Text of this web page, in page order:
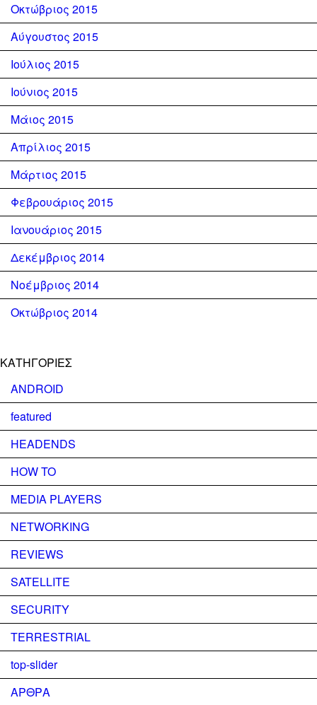
Οκτώβριος 2015
Αύγουστος 2015
Ιούλιος 2015
Ιούνιος 2015
Μάιος 2015
Απρίλιος 2015
Μάρτιος 2015
Φεβρουάριος 2015
Ιανουάριος 2015
Δεκέμβριος 2014
Νοέμβριος 2014
Οκτώβριος 2014
KΑΤΗΓΟΡΊΕΣ
ANDROID
featured
HEADENDS
HOW TO
MEDIA PLAYERS
NETWORKING
REVIEWS
SATELLITE
SECURITY
TERRESTRIAL
top-slider
ΑΡΘΡΑ